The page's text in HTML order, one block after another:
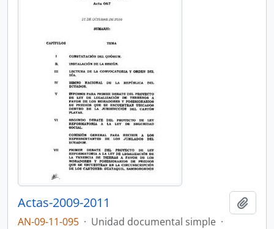
Actas-2009-2011
AN-09-11-095 · Unidad documental simple ·